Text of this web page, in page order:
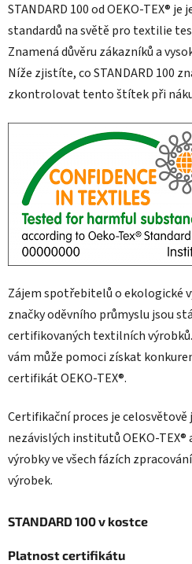
STANDARD 100 od OEKO-TEX®
standardů na světě pro textilie
Znamená důvěru zákazníků a
Níže zjistíte, co STANDARD 100
zkontrolovat tento štítek při
Zájem spotřebitelů o ekologické
značky oděvního průmyslu jsou
certifikovaných textilních
vám může pomoci získat
certifikát OEKO-TEX®.
Certifikační proces je
nezávislých institutů OEKO-
výrobky ve všech fázích
výrobek.
STANDARD 100 v kostce
Platnost certifikátu